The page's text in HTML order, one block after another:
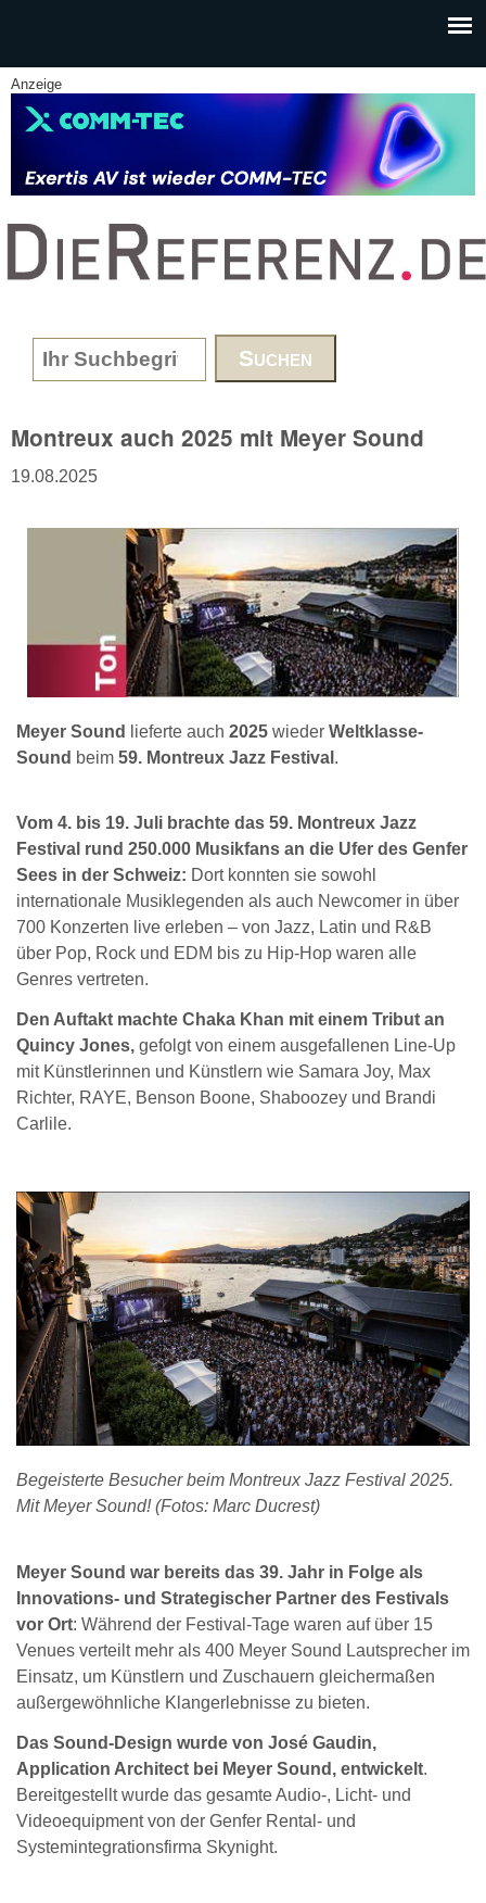
Anzeige
www.DieReferenz.de
Search form
Montreux auch 2025 mit Meyer Sound
19.08.2025
Meyer Sound lieferte auch 2025 wieder Weltklasse-
Sound beim 59. Montreux Jazz Festival .
Vom 4. bis 19. Juli brachte das 59. Montreux Jazz
Festival rund 250.000 Musikfans an die Ufer des Genfer
Sees in der Schweiz: Dort konnten sie sowohl
internationale Musiklegenden als auch Newcomer in über
700 Konzerten live erleben – von Jazz, Latin und R&B
über Pop, Rock und EDM bis zu Hip-Hop waren alle
Genres vertreten.
Den Auftakt machte Chaka Khan mit einem Tribut an
Quincy Jones, gefolgt von einem ausgefallenen Line-Up
mit Künstlerinnen und Künstlern wie Samara Joy, Max
Richter, RAYE, Benson Boone, Shaboozey und Brandi
Carlile.
Begeisterte Besucher beim Montreux Jazz Festival 2025.
Mit Meyer Sound! (Fotos: Marc Ducrest)
Meyer Sound war bereits das 39. Jahr in Folge als
Innovations- und Strategischer Partner des Festivals
vor Ort: Während der Festival-Tage waren auf über 15
Venues verteilt mehr als 400 Meyer Sound Lautsprecher im
Einsatz, um Künstlern und Zuschauern gleichermaßen
außergewöhnliche Klangerlebnisse zu bieten.
Das Sound-Design wurde von José Gaudin,
Application Architect bei Meyer Sound, entwickelt.
Bereitgestellt wurde das gesamte Audio-, Licht- und
Videoequipment von der Genfer Rental- und
Systemintegrationsfirma Skynight.